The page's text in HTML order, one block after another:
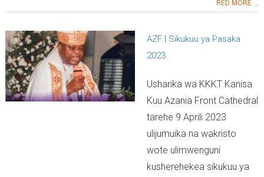
RED MORE ...
AZF | Sikukuu ya Pasaka
2023
Usharika wa KKKT Kanisa
Kuu Azania Front Cathedral
tarehe 9 Aprili 2023
ulijumuika na wakristo
wote ulimwenguni
kusherehekea sikukuu ya